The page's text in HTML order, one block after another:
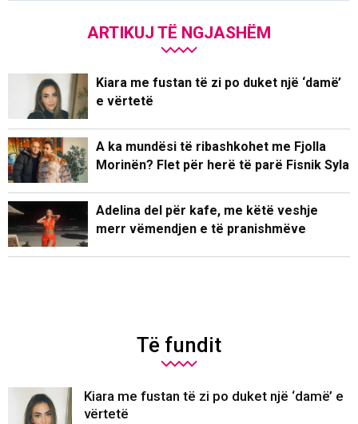
ARTIKUJ TË NGJASHËM
Kiara me fustan të zi po duket një ‘damë’
e vërtetë
A ka mundësi të ribashkohet me Fjolla
Morinën? Flet për herë të parë Fisnik Syla
Adelina del për kafe, me këtë veshje
merr vëmendjen e të pranishmëve
Të fundit
Kiara me fustan të zi po duket një ‘damë’ e
vërtetë